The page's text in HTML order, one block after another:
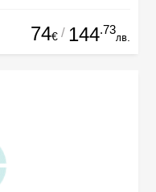
74€ / 144.73
лв.